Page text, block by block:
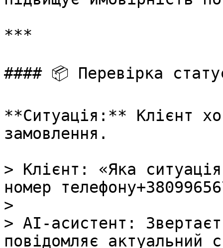
***
#### 📦 Перевірка
**Ситуація:** Клієнт
замовлення.
> Клієнт: «Яка
номер
>
> AI-асистент:
повідомляє актуальний